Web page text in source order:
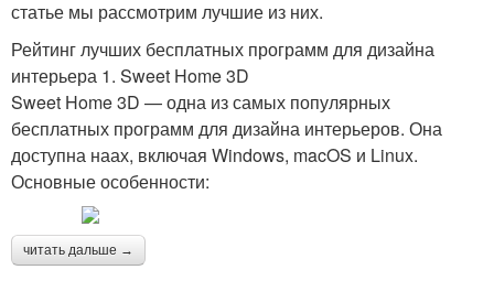
статье мы рассмотрим лучшие из них.
Рейтинг лучших бесплатных программ для дизайна
интерьера 1. Sweet Home 3D
Sweet Home 3D — одна из самых популярных
бесплатных программ для дизайна интерьеров. Она
доступна наах, включая Windows, macOS и Linux.
Основные особенности:
читать дальше →